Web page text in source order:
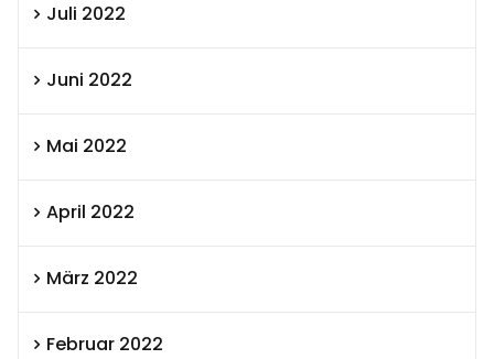
Juli 2022
Juni 2022
Mai 2022
April 2022
März 2022
Februar 2022